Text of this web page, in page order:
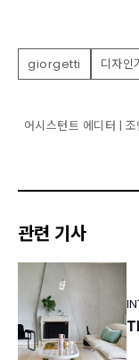
giorgetti 디자인
어시스턴트 에디터 | 조
관련 기사